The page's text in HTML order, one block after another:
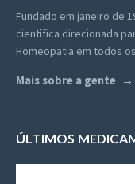
Fundado em janeiro de
científica direcionada
Homeopatia em todos
Mais sobre a gente
ÚLTIMOS